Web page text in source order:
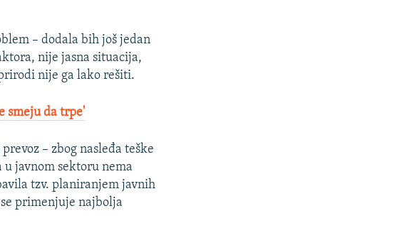
– dodala bih još jedan
nije jasna situacija,
nije ga lako rešiti.
smeju da trpe'
– zbog nasleđa teške
javnom sektoru nema
tzv. planiranjem javnih
primenjuje najbolja